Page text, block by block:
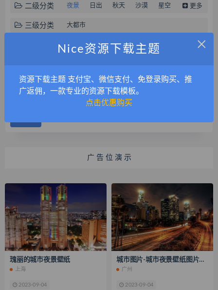
二级分类 夜景 日出 秋天 沙漠 星空
星星 月亮
更多
三级分类 大都市
时间 标题 热度 留言 随机
站内搜索
广 告 位 演 示
瑰丽的城市夜景壁纸
上海
2023-09-04
城市图片-城市夜景壁纸图片大全
广州
2023-09-04
×
Nice资源下载主题
资源下载主题 支付宝、微信支付、免登录购买、推
广返佣，一款专业的资源下载模板。
点击优惠购买